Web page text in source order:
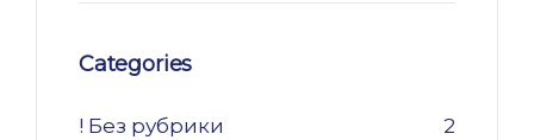
Categories
! Без рубрики 2